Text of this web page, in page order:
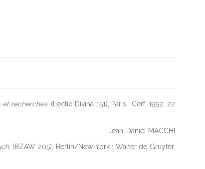
et recherches, (Lectio Divina 151), Paris : Cerf, 1992. 22
Jean-Daniel MACCHI
, (BZAW 205), Berlin/New-York : Walter de Gruyter,